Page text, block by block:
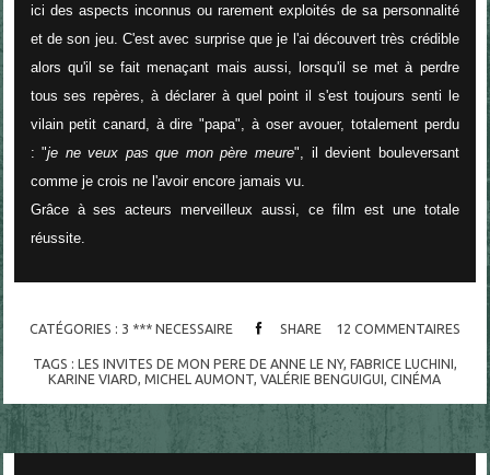
ici des aspects inconnus ou rarement exploités de sa personnalité
et de son jeu. C'est avec surprise que je l'ai découvert très crédible
alors qu'il se fait menaçant mais aussi, lorsqu'il se met à perdre
tous ses repères, à déclarer à quel point il s'est toujours senti le
vilain petit canard, à dire "papa", à oser avouer, totalement perdu
: "je ne veux pas que mon père meure", il devient bouleversant
comme je crois ne l'avoir encore jamais vu.
Grâce à ses acteurs merveilleux aussi, ce film est une totale
réussite.
CATÉGORIES : 3 *** NECESSAIRE SHARE 12 COMMENTAIRES
TAGS : LES INVITES DE MON PERE DE ANNE LE NY, FABRICE LUCHINI,
KARINE VIARD,MICHEL AUMONT,VALÉRIE BENGUIGUI,CINÉMA